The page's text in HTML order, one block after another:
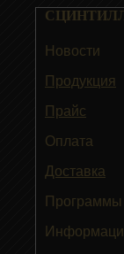
Новости
Продукция
Прайс
Оплата
Доставка
Программы